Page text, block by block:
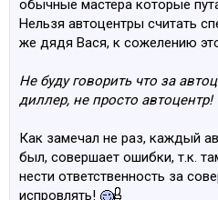
обычные мастера которые
Нельзя автоцентры считать
же дядя Вася, к сожелению
Не буду говорить что за
диллер, не просто автоцентр!
Как замечал не раз, каждый
был, совершает ошибки, т.к.
нести ответственность за
испровлять!